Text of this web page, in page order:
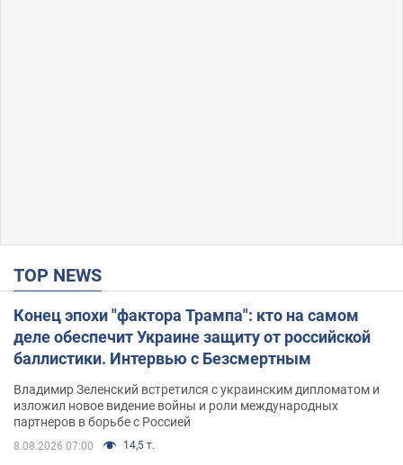
TOP NEWS
Конец эпохи "фактора Трампа": кто на самом
деле обеспечит Украине защиту от российской
баллистики. Интервью с Безсмертным
Владимир Зеленский встретился с украинским дипломатом и
изложил новое видение войны и роли международных
партнеров в борьбе с Россией
8.08.2026 07:00 14,5 т.